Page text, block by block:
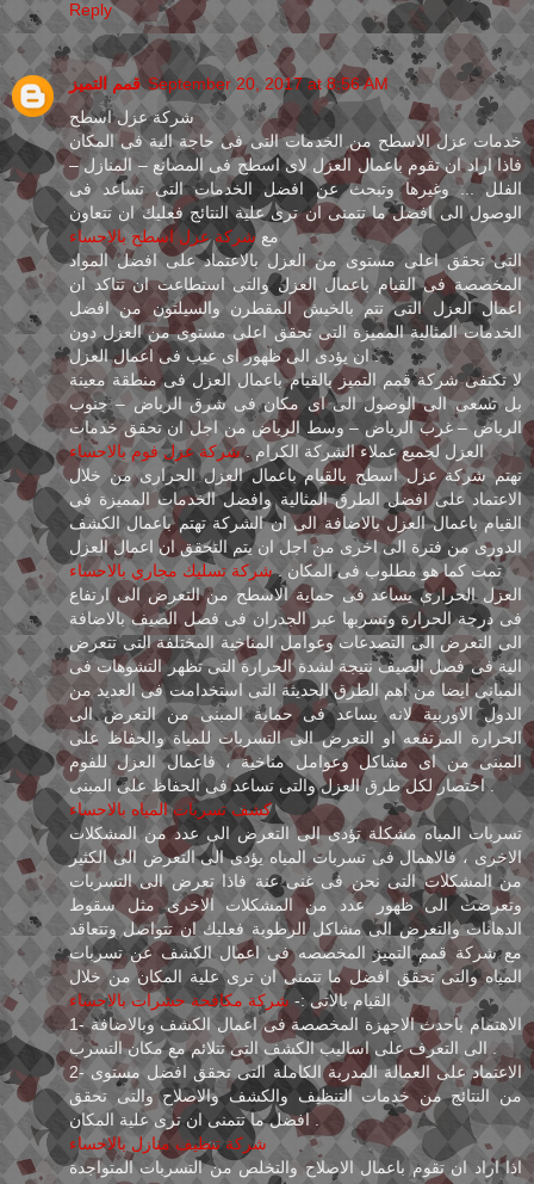
Reply
قمم التميز September 20, 2017 at 8:56 AM
شركة عزل اسطح
خدمات عزل الاسطح من الخدمات التى فى حاجة الية فى المكان
فاذا اراد ان تقوم باعمال العزل لاى اسطح فى المصانع – المنازل –
الفلل ... وغيرها وتبحث عن افضل الخدمات التى تساعد فى
الوصول الى افضل ما تتمنى ان ترى علية النتائج فعليك ان تتعاون
مع شركة عزل اسطح بالاحساء
التى تحقق اعلى مستوى من العزل بالاعتماد على افضل المواد
المخصصة فى القيام باعمال العزل والتى استطاعت ان تتاكد ان
اعمال العزل التى تتم بالخيش المقطرن والسيلتون من افضل
الخدمات المثالية المميزة التى تحقق اعلى مستوى من العزل دون
ان يؤدى الى ظهور اى عيب فى اعمال العزل .
لا تكتفى شركة قمم التميز بالقيام باعمال العزل فى منطقة معينة
بل تسعى الى الوصول الى اى مكان فى شرق الرياض – جنوب
الرياض – غرب الرياض – وسط الرياض من اجل ان تحقق خدمات
العزل لجميع عملاء الشركة الكرام .شركة عزل فوم بالاحساء
تهتم شركة عزل اسطح بالقيام باعمال العزل الحرارى من خلال
الاعتماد على افضل الطرق المثالية وافضل الخدمات المميزة فى
القيام باعمال العزل بالاضافة الى ان الشركة تهتم باعمال الكشف
الدورى من فترة الى اخرى من اجل ان يتم التحقق ان اعمال العزل
تمت كما هو مطلوب فى المكان .شركة تسليك مجاري بالاحساء
العزل الحرارى يساعد فى حماية الاسطح من التعرض الى ارتفاع
فى درجة الحرارة وتسربها عبر الجدران فى فصل الصيف بالاضافة
الى التعرض الى التصدعات وعوامل المناخية المختلفة التى تتعرض
الية فى فصل الصيف نتيجة لشدة الحرارة التى تظهر التشوهات فى
المبانى ايضا من اهم الطرق الحديثة التى استخدامت فى العديد من
الدول الاوربية لانه يساعد فى حماية المبنى من التعرض الى
الحرارة المرتفعه او التعرض الى التسربات للمياة والحفاظ على
المبنى من اى مشاكل وعوامل مناخية ، فاعمال العزل للفوم
اختصار لكل طرق العزل والتى تساعد فى الحفاظ على المبنى .
كشف تسربات المياه بالاحساء
تسربات المياه مشكلة تؤدى الى التعرض الى عدد من المشكلات
الاخرى ، فالاهمال فى تسربات المياه يؤدى الى التعرض الى الكثير
من المشكلات التى نحن فى غنى عنة فاذا تعرض الى التسربات
وتعرضت الى ظهور عدد من المشكلات الاخرى مثل سقوط
الدهانات والتعرض الى مشاكل الرطوبة فعليك ان تتواصل وتتعاقد
مع شركة قمم التميز المخصصه فى اعمال الكشف عن تسربات
المياه والتى تحقق افضل ما تتمنى ان ترى علية المكان من خلال
القيام بالاتى :- شركة مكافحة حشرات بالاحساء
1- الاهتمام باحدث الاجهزة المخصصة فى اعمال الكشف وبالاضافة
الى التعرف على اساليب الكشف التى تتلائم مع مكان التسرب .
2- الاعتماد على العمالة المدربة الكاملة التى تحقق افضل مستوى
من النتائج من خدمات التنظيف والكشف والاصلاح والتى تحقق
افضل ما تتمنى ان ترى علية المكان .
شركة تنظيف منازل بالاحساء
اذا اراد ان تقوم باعمال الاصلاح والتخلص من التسربات المتواجدة